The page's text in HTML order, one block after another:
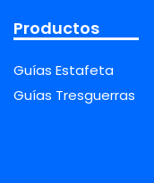
Productos
Guías Estafeta
Guías Tresguerras